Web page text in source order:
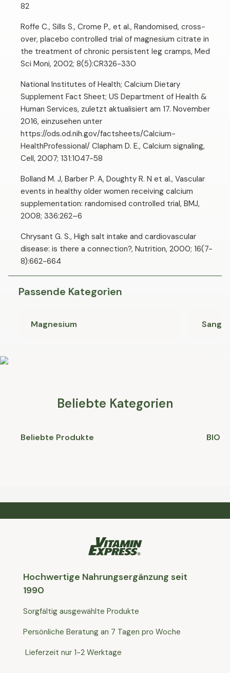
82
Roffe C., Sills S., Crome P., et al., Randomised, cross-
over, placebo controlled trial of magnesium citrate in
the treatment of chronic persistent leg cramps, Med
Sci Moni, 2002; 8(5):CR326-330
National Institutes of Health; Calcium Dietary
Supplement Fact Sheet; US Department of Health &
Human Services, zuletzt aktualisiert am 17. November
2016, einzusehen unter
https://ods.od.nih.gov/factsheets/Calcium-
HealthProfessional/ Clapham D. E., Calcium signaling,
Cell, 2007; 131:1047-58
Bolland M. J, Barber P. A, Doughty R. N et al., Vascular
events in healthy older women receiving calcium
supplementation: randomised controlled trial, BMJ,
2008; 336:262–6
Chrysant G. S., High salt intake and cardiovascular
disease: is there a connection?, Nutrition, 2000; 16(7-
8):662-664
Passende Kategorien
Magnesium Sango
Beliebte Kategorien
Beliebte Produkte BIO
Hochwertige Nahrungsergänzung seit
1990
Sorgfältig ausgewählte Produkte
Persönliche Beratung an 7 Tagen pro Woche
Lieferzeit nur 1-2 Werktage